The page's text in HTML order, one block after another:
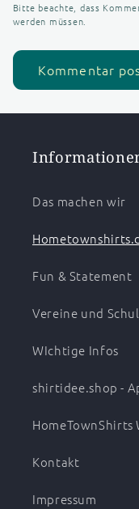
Bitte beachte, dass
werden müssen.
Das machen wir
Fun & Statement
Vereine und
WIchtige Infos
shirtidee.shop -
HomeTownShirts
Kontakt
Impressum